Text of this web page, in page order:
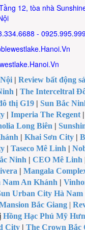
12, tòa nhà
-
|Review bất động
|The Interceltral
thị G19 |Sun Bắc
|Imperia The Regent
Long Biên |
|Khai Sơn City |
|Taseco Mê Linh |
Ninh |CEO Mê Linh
|Mangala
Nam An Khánh |
Urban City Hà Nam
Bắc Giang |
Hồng Hạc Phú Mỹ
City |The Crown Bắc